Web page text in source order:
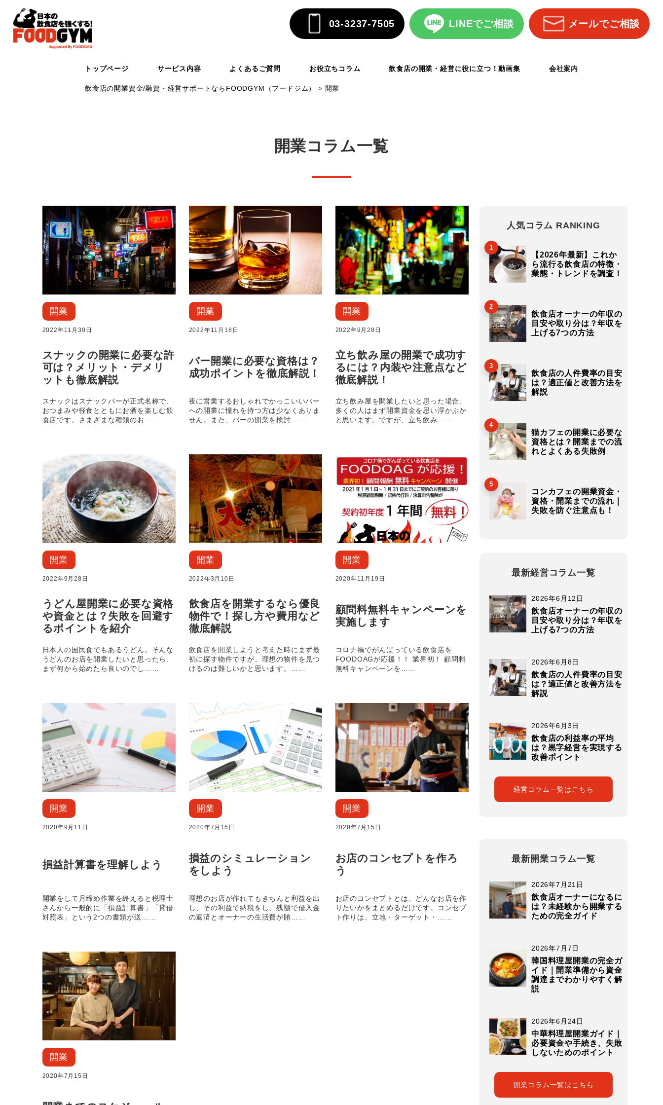
03-3237-7505 LINEでご相談 メールでご相談
トップページ サービス内容 よくあるご質問 お役立ちコラム 飲食店の開業・経営に役に立つ！動画集 会社案内
飲食店の開業資金/融資・経営サポートならFOODGYM（フードジム） > 開業
開業コラム一覧
開業
2022年11月30日
スナックの開業に必要な許
可は？メリット・デメリ
ットも徹底解説
スナックはスナックバーが正式名称で、
おつまみや軽食とともにお酒を楽しむ飲
食店です。さまざまな種類のお……
開業
2022年11月18日
バー開業に必要な資格は？
成功ポイントを徹底解説！
夜に営業するおしゃれでかっこいいバー
への開業に憧れを持つ方は少なくありま
せん。また、バーの開業を検討……
開業
2022年9月28日
立ち飲み屋の開業で成功す
るには？内装や注意点など
徹底解説！
立ち飲み屋を開業したいと思った場合、
多くの人はまず開業資金を思い浮かぶか
と思います。ですが、立ち飲み……
開業
2022年9月28日
うどん屋開業に必要な資格
や資金とは？失敗を回避す
るポイントを紹介
日本人の国民食でもあるうどん。そんな
うどんのお店を開業したいと思ったら、
まず何から始めたら良いのでし……
開業
2022年3月10日
飲食店を開業するなら優良
物件で！探し方や費用など
徹底解説
飲食店を開業しようと考えた時にまず最
初に探す物件ですが、理想の物件を見つ
けるのは難しいかと思います。……
開業
2020年11月19日
顧問料無料キャンペーンを
実施します
コロナ禍でがんばっている飲食店を
FOODOAGが応援！！ 業界初！ 顧問料
無料キャンペーンを……
開業
2020年9月11日
損益計算書を理解しよう
開業をして月締め作業を終えると税理士
さんから一般的に「損益計算書」「貸借
対照表」という2つの書類が送……
開業
2020年7月15日
損益のシミュレーション
をしよう
理想のお店が作れてもきちんと利益を出
し、その利益で納税をし、残額で借入金
の返済とオーナーの生活費が賄……
開業
2020年7月15日
お店のコンセプトを作ろ
う
お店のコンセプトとは、どんなお店を作
りたいかをまとめるだけです。コンセプ
ト作りは、立地・ターゲット・……
開業
2020年7月15日
人気コラム RANKING
1
【2026年最新】これか
ら流行る飲食店の特徴・
業態・トレンドを調査！
2
飲食店オーナーの年収の
目安や取り分は？年収を
上げる7つの方法
3
飲食店の人件費率の目安
は？適正値と改善方法を
解説
4
猫カフェの開業に必要な
資格とは？開業までの流
れとよくある失敗例
5
コンカフェの開業資金・
資格・開業までの流れ｜
失敗を防ぐ注意点も！
最新経営コラム一覧
2026年6月12日
飲食店オーナーの年収の
目安や取り分は？年収を
上げる7つの方法
2026年6月8日
飲食店の人件費率の目安
は？適正値と改善方法を
解説
2026年6月3日
飲食店の利益率の平均
は？黒字経営を実現する
改善ポイント
経営コラム一覧はこちら
最新開業コラム一覧
2026年7月21日
飲食店オーナーになるに
は？未経験から開業する
ための完全ガイド
2026年7月7日
韓国料理屋開業の完全ガ
イド｜開業準備から資金
調達までわかりやすく解
説
2026年6月24日
中華料理屋開業ガイド｜
必要資金や手続き、失敗
しないためのポイント
開業コラム一覧はこちら